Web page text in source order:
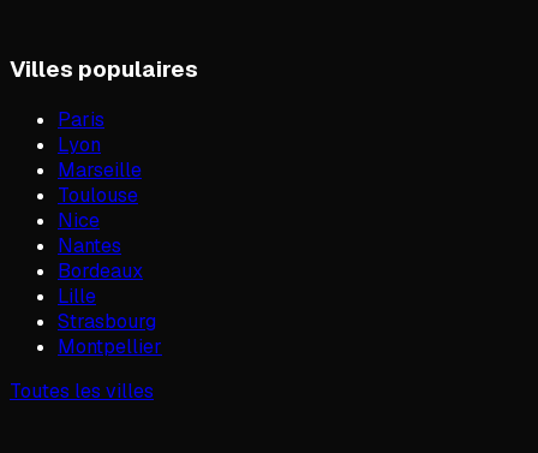
Villes populaires
Paris
Lyon
Marseille
Toulouse
Nice
Nantes
Bordeaux
Lille
Strasbourg
Montpellier
Toutes les villes